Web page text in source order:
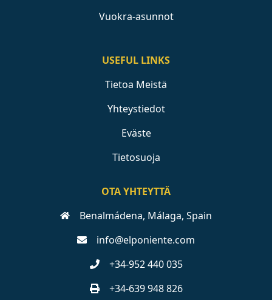
Vuokra-asunnot
USEFUL LINKS
Tietoa Meistä
Yhteystiedot
Eväste
Tietosuoja
OTA YHTEYTTÄ
Benalmádena, Málaga, Spain
info@elponiente.com
+34-952 440 035
+34-639 948 826